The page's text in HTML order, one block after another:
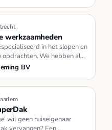
werkzaamheden
in het slopen en
We hebben al
BV
wil geen huiseigenaar